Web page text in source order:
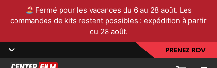
Fermé pour les vacances du 6 au 28 août. Les
commandes de kits restent possibles : expédition à partir
du 28 août.
PRENEZ RDV